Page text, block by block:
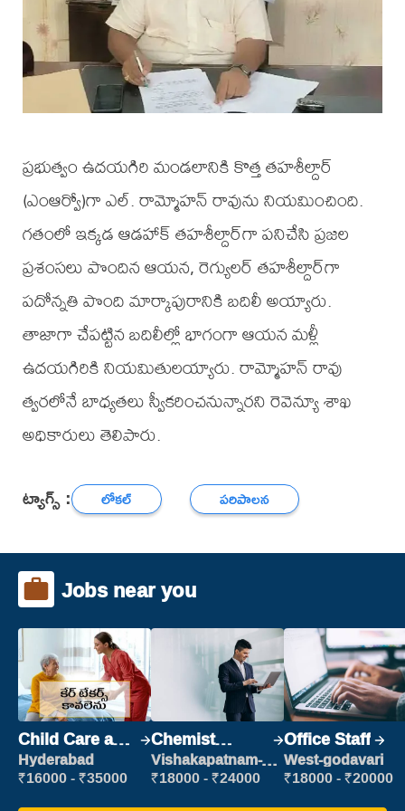
ప్రభుత్వం ఉదయగిరి మండలానికి కొత్త తహశీల్దార్
(ఎంఆర్వో)గా ఎల్. రామ్మోహన్ రావును నియమించింది.
గతంలో ఇక్కడ ఆడహాక్ తహశీల్దార్‌గా పనిచేసి ప్రజల
ప్రశంసలు పొందిన ఆయన, రెగ్యులర్ తహశీల్దార్‌గా
పదోన్నతి పొంది మార్కాపురానికి బదిలీ అయ్యారు.
తాజాగా చేపట్టిన బదిలీల్లో భాగంగా ఆయన మళ్లీ
ఉదయగిరికి నియమితులయ్యారు. రామ్మోహన్ రావు
త్వరలోనే బాధ్యతలు స్వీకరించనున్నారని రెవెన్యూ శాఖ
అధికారులు తెలిపారు.
ట్యాగ్స్ : లోకల్ పరిపాలన
Jobs near you
Child Care and
Patient care
Hyderabad
₹16000 - ₹35000
Chemist
Production
Executive
Vishakapatnam-
new
₹18000 - ₹24000
Office Staff
West-godavari
₹18000 - ₹20000